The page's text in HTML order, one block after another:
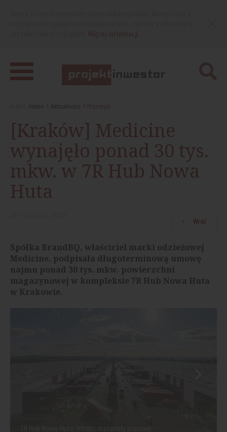
Home Aktualności Przemysł
[Kraków] Medicine
wynajęło ponad 30 tys.
mkw. w 7R Hub Nowa
Huta
Wróć
Spółka BrandBQ, właściciel marki odzieżowej
Medicine, podpisała długoterminową umowę
najmu ponad 30 tys. mkw. powierzchni
magazynowej w kompleksie 7R Hub Nowa Huta
w Krakowie.